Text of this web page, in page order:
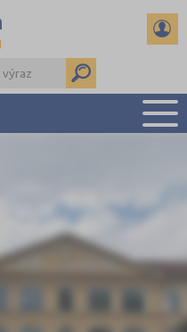
DŮLEŽITÉ TERMÍNY
REFERÁTY A SEMINÁRKY
DALŠÍ DRUHY ŠKOL